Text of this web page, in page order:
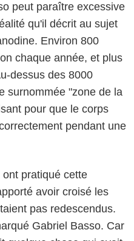
peut paraître excessive
qu'il décrit au sujet
Environ 800
chaque année, et plus
dessus des 8000
surnommée "zone de la
pour que le corps
pendant une
pratiqué cette
avoir croisé les
pas redescendus.
Gabriel Basso. Car